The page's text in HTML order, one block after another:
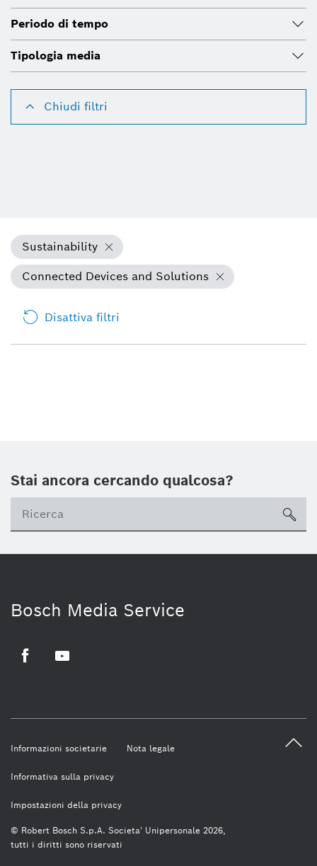
Periodo di tempo
Tipologia media
Chiudi filtri
Sustainability
Connected Devices and Solutions
Disattiva filtri
Stai ancora cercando qualcosa?
Bosch Media Service
© Robert Bosch S.p.A. Societa' Unipersonale 2026,
tutti i diritti sono riservati
Informazioni societarie Nota legale
Informativa sulla privacy
Impostazioni della privacy